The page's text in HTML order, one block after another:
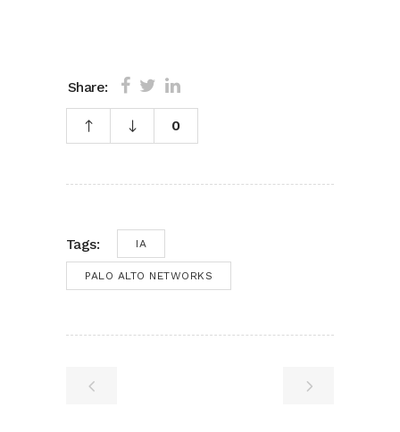
Share:
0
Tags: IA
PALO ALTO NETWORKS